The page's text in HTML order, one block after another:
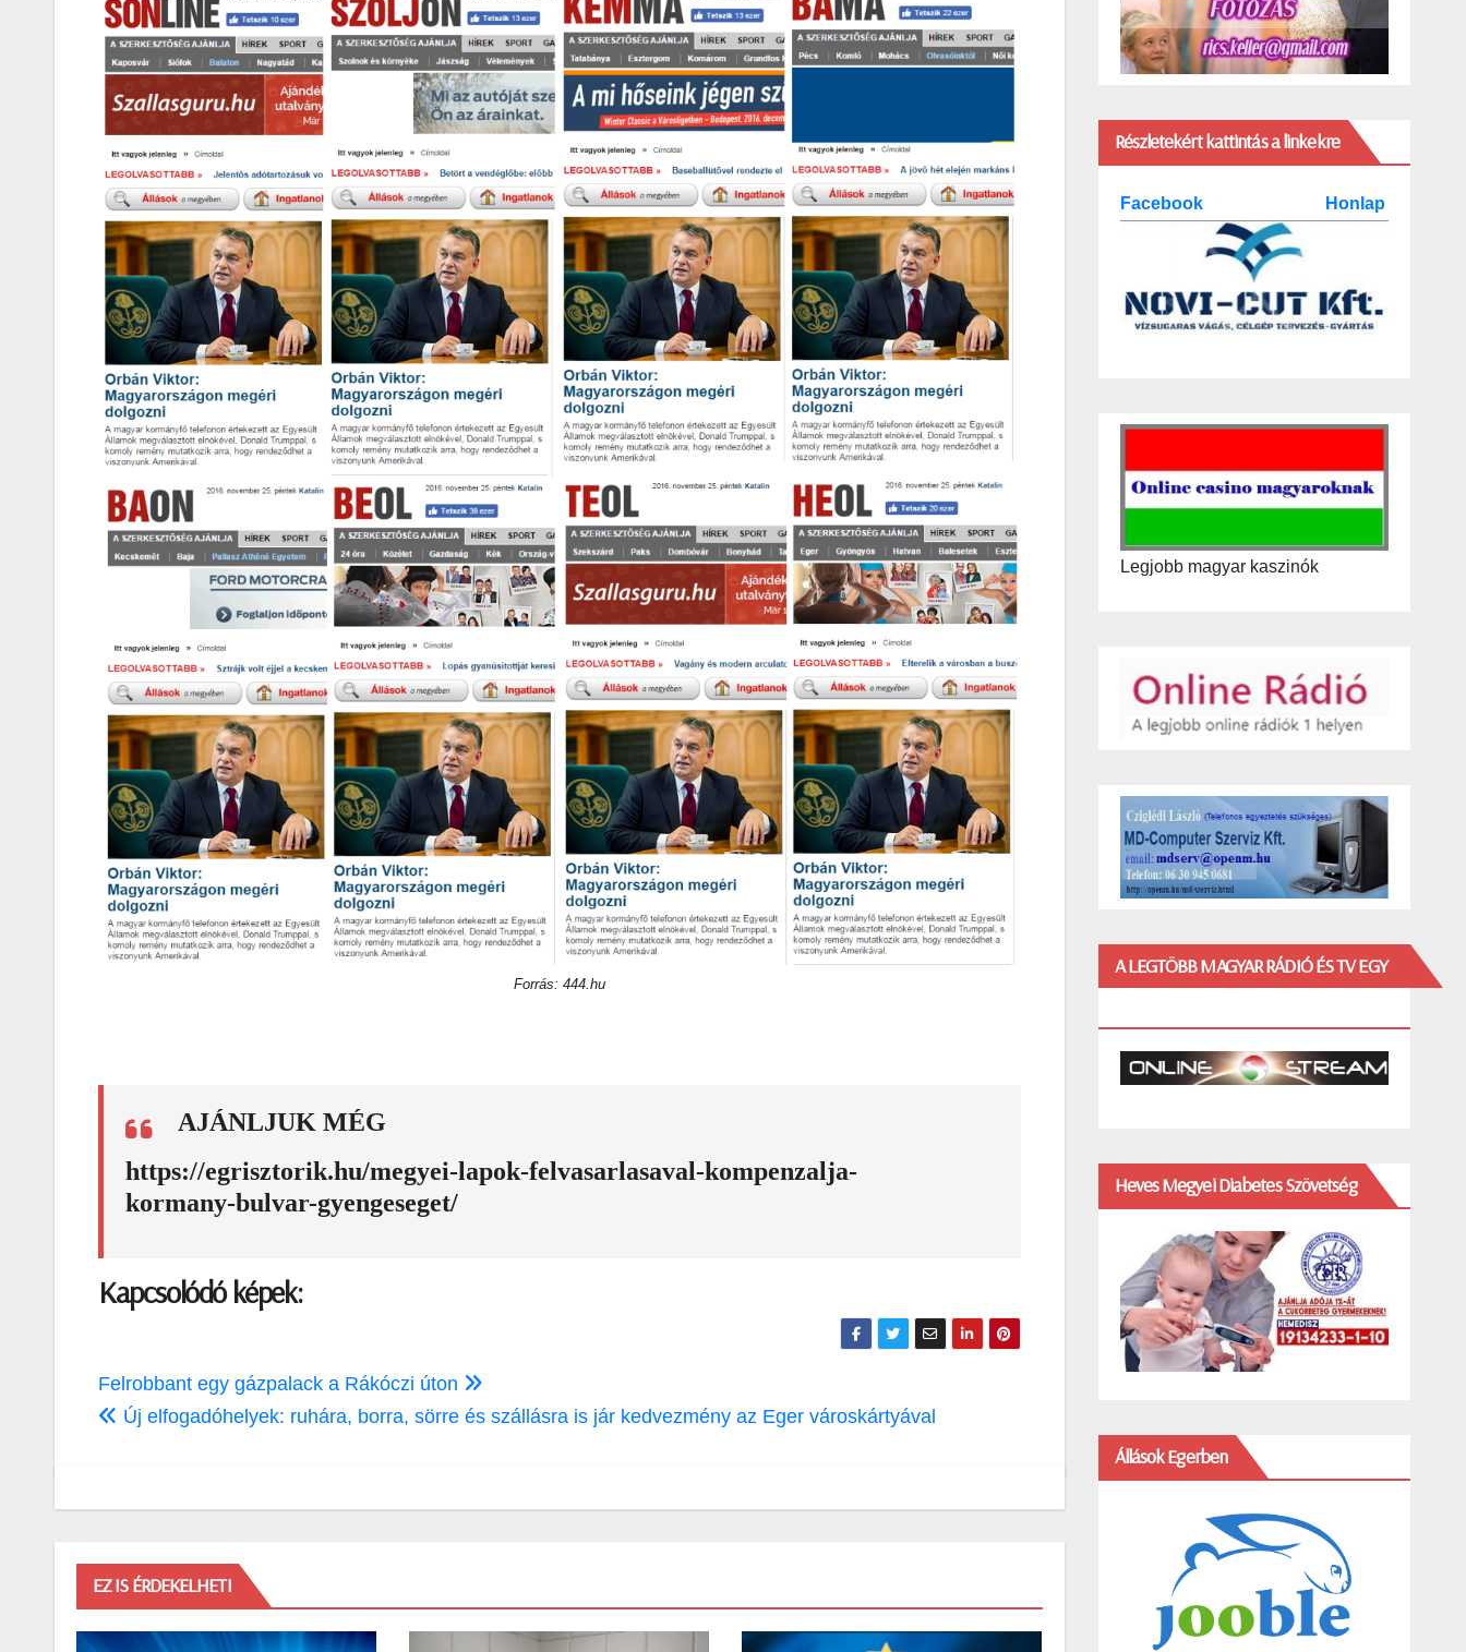
Forrás: 444.hu
AJÁNLJUK MÉG
https://egrisztorik.hu/megyei-lapok-felvasarlasaval-kompenzalja-
kormany-bulvar-gyengeseget/
Kapcsolódó képek:
Bejegyzés
navigáció
Felrobbant egy gázpalack a Rákóczi úton
Új elfogadóhelyek: ruhára, borra, sörre és szállásra is jár kedvezmény az Eger városkártyával
EZ IS ÉRDEKELHETI
Részletekért kattintás a linkekre
Facebook Honlap
Legjobb magyar kaszinók
A LEGTÖBB MAGYAR RÁDIÓ ÉS TV EGY
Heves Megyei Diabetes Szövetség
Állások Egerben